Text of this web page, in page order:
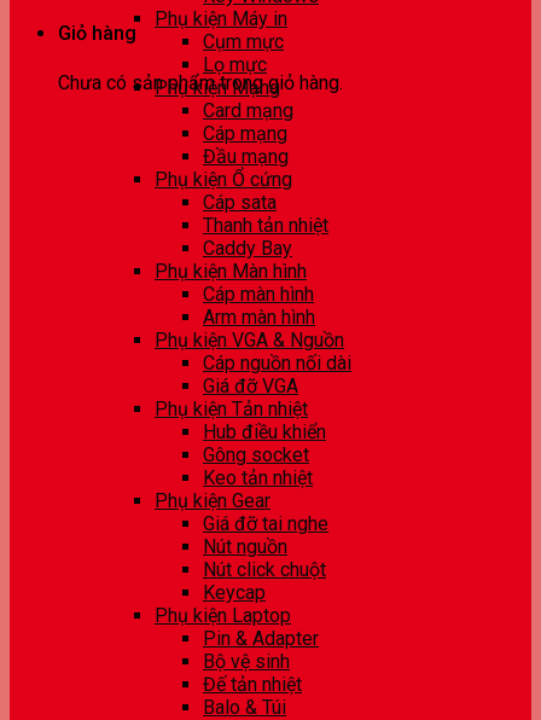
Giỏ hàng
Chưa có sản phẩm trong giỏ hàng.
Phụ kiện Máy in
Cụm mực
Lọ mực
Phụ kiện Mạng
Card mạng
Cáp mạng
Đầu mạng
Phụ kiện Ổ cứng
Cáp sata
Thanh tản nhiệt
Caddy Bay
Phụ kiện Màn hình
Cáp màn hình
Arm màn hình
Phụ kiện VGA & Nguồn
Cáp nguồn nối dài
Giá đỡ VGA
Phụ kiện Tản nhiệt
Hub điều khiển
Gông socket
Keo tản nhiệt
Phụ kiện Gear
Giá đỡ tai nghe
Nút nguồn
Nút click chuột
Keycap
Phụ kiện Laptop
Pin & Adapter
Bộ vệ sinh
Đế tản nhiệt
Balo & Túi